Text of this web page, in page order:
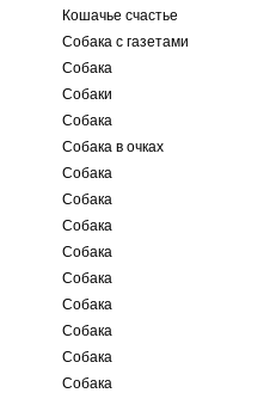
Кошачье счастье
Собака с газетами
Собака
Собаки
Собака
Собака в очках
Собака
Собака
Собака
Собака
Собака
Собака
Собака
Собака
Собака